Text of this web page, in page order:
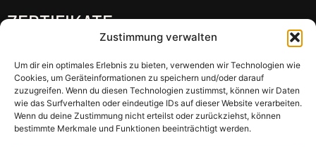
Zustimmung verwalten
Um dir ein optimales Erlebnis zu bieten, verwenden wir Technologien wie
Cookies, um Geräteinformationen zu speichern und/oder darauf
zuzugreifen. Wenn du diesen Technologien zustimmst, können wir Daten
wie das Surfverhalten oder eindeutige IDs auf dieser Website verarbeiten.
Wenn du deine Zustimmung nicht erteilst oder zurückziehst, können
bestimmte Merkmale und Funktionen beeinträchtigt werden.
ZERTIFIKATE
INFORMATIONEN
Kataloge